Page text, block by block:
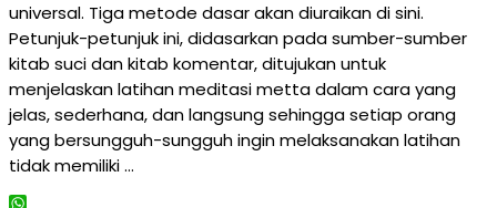
universal. Tiga metode dasar akan diuraikan di sini.
Petunjuk-petunjuk ini, didasarkan pada sumber-sumber
kitab suci dan kitab komentar, ditujukan untuk
menjelaskan latihan meditasi metta dalam cara yang
jelas, sederhana, dan langsung sehingga setiap orang
yang bersungguh-sungguh ingin melaksanakan latihan
tidak memiliki …